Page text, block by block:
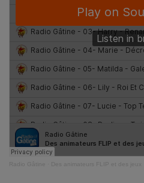
Radio Gâtine Des animateurs FLIP et des jeux